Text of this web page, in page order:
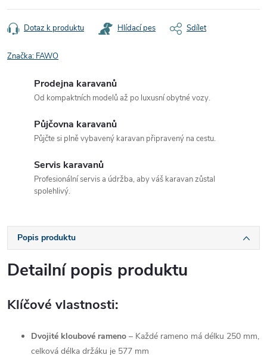
Dotaz k produktu Hlídací pes Sdílet
Značka: FAWO
Prodejna karavanů
Od kompaktních modelů až po luxusní obytné vozy.
Půjčovna karavanů
Půjčte si plně vybavený karavan připravený na cestu.
Servis karavanů
Profesionální servis a údržba, aby váš karavan zůstal
spolehlivý.
Popis produktu
Detailní popis produktu
Klíčové vlastnosti:
Dvojité kloubové rameno – Každé rameno má délku 250 mm,
celková délka držáku je 577 mm